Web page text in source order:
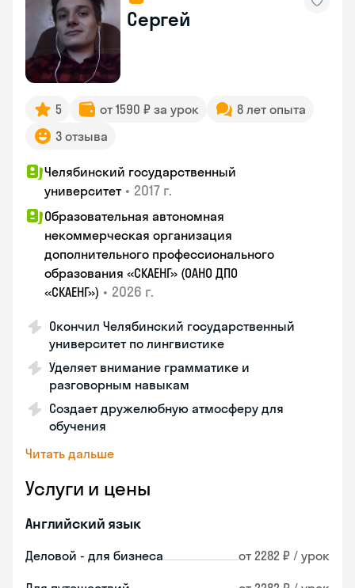
Сергей
5 от 1590 ₽ за урок
8 лет опыта
3 отзыва
Челябинский государственный
университет • 2017 г.
Образовательная автономная
некоммерческая организация
дополнительного профессионального
образования «СКАЕНГ» (ОАНО ДПО
«СКАЕНГ») • 2026 г.
Окончил Челябинский государственный
университет по лингвистике
Уделяет внимание грамматике и
разговорным навыкам
Создает дружелюбную атмосферу для
обучения
Читать дальше
Услуги и цены
Английский язык
Деловой - для бизнеса от 2282 ₽ / урок